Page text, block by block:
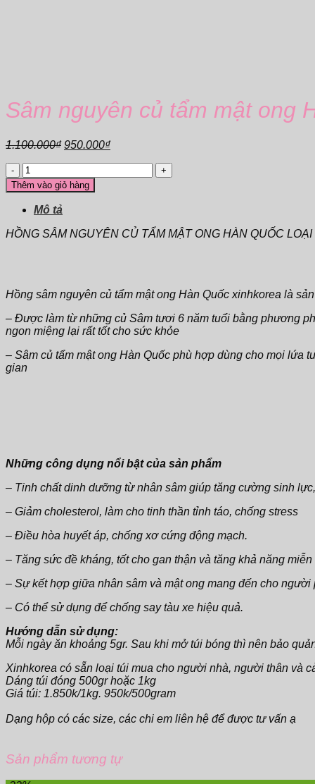
Sâm nguyên củ tẩm mật ong
1.100.000₫ Giá
1.100.000₫.
950.000₫Giá
Sâm
nguyên
củ
tẩm
mật
ong
Thêm vào giỏ hàng
Mô tả
HỒNG SÂM NGUYÊN CỦ TẨM MẬT ONG HÀN QUỐC
Hồng sâm nguyên củ tẩm mật ong Hàn Quốc xinhkorea là
– Được làm từ những củ Sâm tươi 6 năm tuổi bằng phương
ngon miệng lại rất tốt cho sức khỏe
– Sâm củ tẩm mật ong Hàn Quốc phù hợp dùng cho mọi lứa
gian
Những công dụng nổi bật của sản phẩm
– Tinh chất dinh dưỡng từ nhân sâm giúp tăng cường sinh
– Giảm cholesterol, làm cho tinh thần tỉnh táo, chống stress
– Điều hòa huyết áp, chống xơ cứng động mạch.
– Tăng sức đề kháng, tốt cho gan thận và tăng khả năng miễn
– Sự kết hợp giữa nhân sâm và mật ong mang đến cho
– Có thể sử dụng để chống say tàu xe hiệu quả.
Hướng dẫn sử dụng:
Mỗi ngày ăn khoảng 5gr. Sau khi mở túi bóng thì nên bảo
Xinhkorea có sẵn loại túi mua cho người nhà, người thân và
Dáng túi đóng 500gr hoặc 1kg
Giá túi: 1.850k/1kg. 950k/500gram
Dạng hộp có các size, các chi em liên hệ để được tư vấn ạ
Sản phẩm tương tự